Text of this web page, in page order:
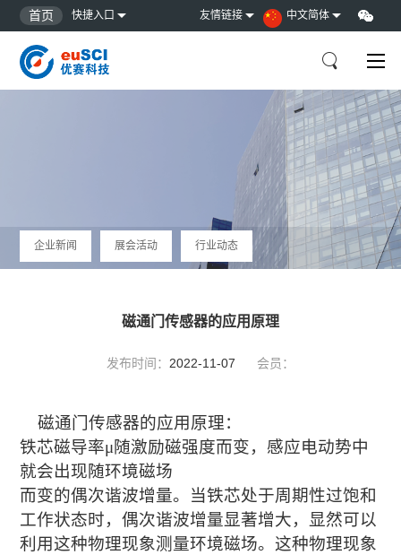
首页 快捷入口 友情链接 中文简体
企业新闻 展会活动 行业动态
磁通门传感器的应用原理
发布时间： 2022-11-07 会员：
磁通门传感器的应用原理：
铁芯磁导率μ随激励磁强度而变，感应电动势中
就会出现随环境磁场
而变的偶次谐波增量。当铁芯处于周期性过饱和
工作状态时，偶次谐波增量显著增大，显然可以
利用这种物理现象测量环境磁场。这种物理现象